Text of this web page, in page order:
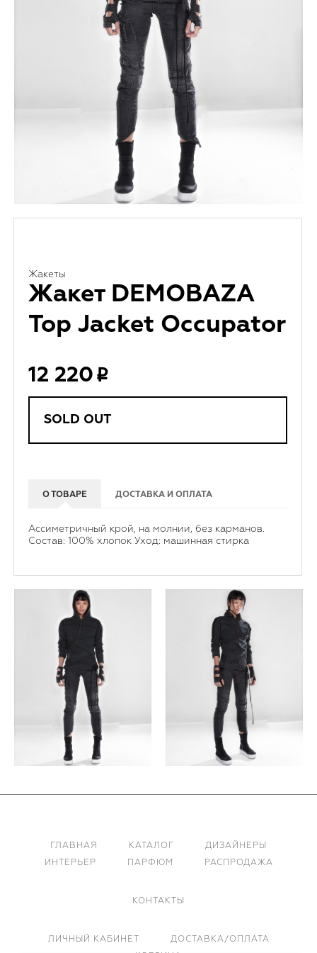
Жакеты
Жакет DEMOBAZA
Top Jacket Occupator
12 220
SOLD OUT
О ТОВАРЕ ДОСТАВКА И ОПЛАТА
Ассиметричный крой, на молнии, без карманов.
Состав: 100% хлопок Уход: машинная стирка
ГЛАВНАЯ КАТАЛОГ
ДИЗАЙНЕРЫ
ИНТЕРЬЕР
ПАРФЮМ РАСПРОДАЖА
КОНТАКТЫ
ЛИЧНЫЙ КАБИНЕТ
ДОСТАВКА/ОПЛАТА